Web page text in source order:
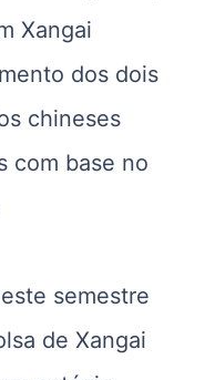
Xangai
dos dois
chineses
com base no
semestre
de Xangai